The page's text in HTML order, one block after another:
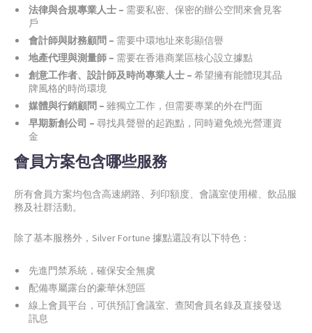
法律與合規專業人士 – 需要私密、保密的辦公空間來會見客
戶
會計師與財務顧問 – 需要中環地址來彰顯信譽
地產代理與測量師 – 需要在香港商業區核心設立據點
創意工作者、設計師及時尚專業人士 – 希望擁有能體現其品
牌風格的時尚環境
媒體與行銷顧問 – 雖獨立工作，但需要專業的外在門面
早期新創公司 – 尋找具聲譽的起跑點，同時避免燒光營運資
金
會員方案包含哪些服務
所有會員方案均包含高速網路、列印額度、會議室使用權、飲品服
務及社群活動。
除了基本服務外，Silver Fortune 據點還設有以下特色：
先進門禁系統，確保安全無虞
配備專屬露台的豪華休憩區
線上會員平台，可供預訂會議室、查閱會員名錄及直接發送
訊息